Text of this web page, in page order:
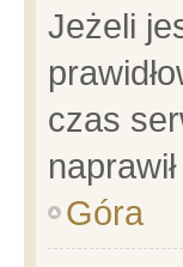
Jeżeli
czas
Góra